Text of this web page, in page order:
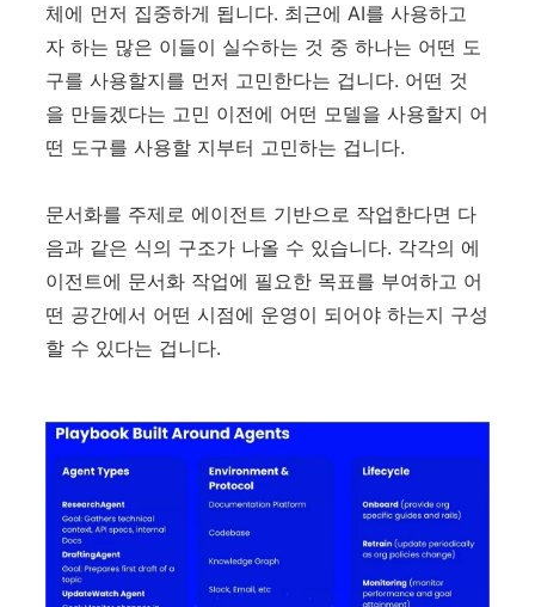
체에 먼저 집중하게 됩니다. 최근에 AI를 사용하고
자 하는 많은 이들이 실수하는 것 중 하나는 어떤 도
구를 사용할지를 먼저 고민한다는 겁니다. 어떤 것
을 만들겠다는 고민 이전에 어떤 모델을 사용할지 어
떤 도구를 사용할 지부터 고민하는 겁니다.
문서화를 주제로 에이전트 기반으로 작업한다면 다
음과 같은 식의 구조가 나올 수 있습니다. 각각의 에
이전트에 문서화 작업에 필요한 목표를 부여하고 어
떤 공간에서 어떤 시점에 운영이 되어야 하는지 구성
할 수 있다는 겁니다.